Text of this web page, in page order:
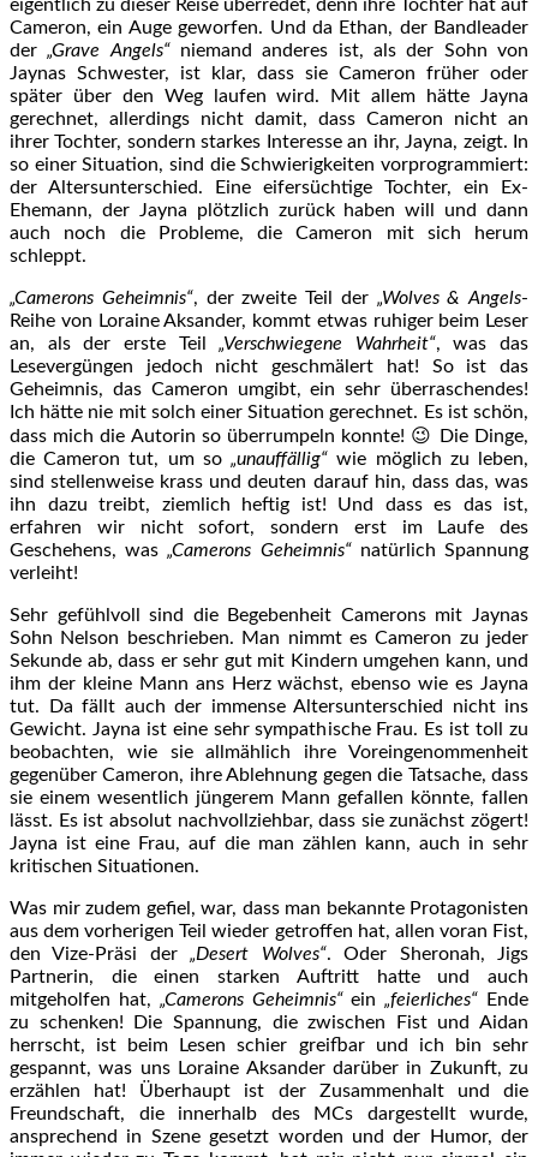
eigentlich zu dieser Reise überredet, denn ihre Tochter hat auf
Cameron, ein Auge geworfen. Und da Ethan, der Bandleader
der„Grave Angels“ niemand anderes ist, als der Sohn von
Jaynas Schwester, ist klar, dass sie Cameron früher oder
später über den Weg laufen wird. Mit allem hätte Jayna
gerechnet, allerdings nicht damit, dass Cameron nicht an
ihrer Tochter, sondern starkes Interesse an ihr, Jayna, zeigt. In
so einer Situation, sind die Schwierigkeiten vorprogrammiert:
der Altersunterschied. Eine eifersüchtige Tochter, ein Ex-
Ehemann, der Jayna plötzlich zurück haben will und dann
auch noch die Probleme, die Cameron mit sich herum
schleppt.
„Camerons Geheimnis“, der zweite Teil der „Wolves & Angels-
Reihe von Loraine Aksander, kommt etwas ruhiger beim Leser
an, als der erste Teil„Verschwiegene Wahrheit“, was das
Lesevergüngen jedoch nicht geschmälert hat! So ist das
Geheimnis, das Cameron umgibt, ein sehr überraschendes!
Ich hätte nie mit solch einer Situation gerechnet. Es ist schön,
dass mich die Autorin so überrumpeln konnte! 😉 Die Dinge,
die Cameron tut, um so„unauffällig“ wie möglich zu leben,
sind stellenweise krass und deuten darauf hin, dass das, was
ihn dazu treibt, ziemlich heftig ist! Und dass es das ist,
erfahren wir nicht sofort, sondern erst im Laufe des
Geschehens, was„Camerons Geheimnis“ natürlich Spannung
verleiht!
Sehr gefühlvoll sind die Begebenheit Camerons mit Jaynas
Sohn Nelson beschrieben. Man nimmt es Cameron zu jeder
Sekunde ab, dass er sehr gut mit Kindern umgehen kann, und
ihm der kleine Mann ans Herz wächst, ebenso wie es Jayna
tut. Da fällt auch der immense Altersunterschied nicht ins
Gewicht. Jayna ist eine sehr sympathische Frau. Es ist toll zu
beobachten, wie sie allmählich ihre Voreingenommenheit
gegenüber Cameron, ihre Ablehnung gegen die Tatsache, dass
sie einem wesentlich jüngerem Mann gefallen könnte, fallen
lässt. Es ist absolut nachvollziehbar, dass sie zunächst zögert!
Jayna ist eine Frau, auf die man zählen kann, auch in sehr
kritischen Situationen.
Was mir zudem gefiel, war, dass man bekannte Protagonisten
aus dem vorherigen Teil wieder getroffen hat, allen voran Fist,
den Vize-Präsi der„Desert Wolves“. Oder Sheronah, Jigs
Partnerin, die einen starken Auftritt hatte und auch
mitgeholfen hat, „Camerons Geheimnis“ ein„feierliches“ Ende
zu schenken! Die Spannung, die zwischen Fist und Aidan
herrscht, ist beim Lesen schier greifbar und ich bin sehr
gespannt, was uns Loraine Aksander darüber in Zukunft, zu
erzählen hat! Überhaupt ist der Zusammenhalt und die
Freundschaft, die innerhalb des MCs dargestellt wurde,
ansprechend in Szene gesetzt worden und der Humor, der